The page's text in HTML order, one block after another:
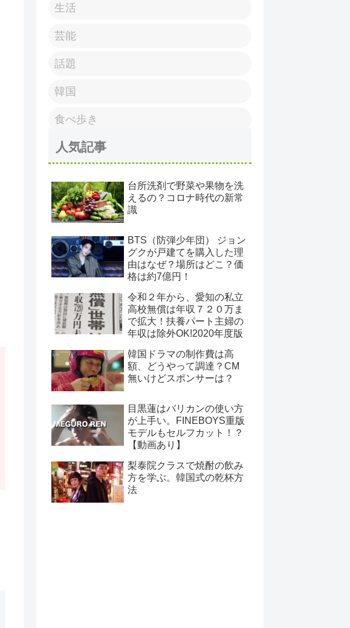
生活
芸能
話題
韓国
食べ歩き
人気記事
台所洗剤で野菜や果物を洗
えるの？コロナ時代の新常
識
BTS（防弾少年団） ジョン
グクが戸建てを購入した理
由はなぜ？場所はどこ？価
格は約7億円！
令和２年から、愛知の私立
高校無償は年収７２０万ま
で拡大！扶養パート主婦の
年収は除外OK!2020年度版
韓国ドラマの制作費は高
額、どうやって調達？CM
無いけどスポンサーは？
目黒蓮はバリカンの使い方
が上手い。FINEBOYS重版
モデルもセルフカット！？
【動画あり】
梨泰院クラスで焼酎の飲み
方を学ぶ。韓国式の乾杯方
法